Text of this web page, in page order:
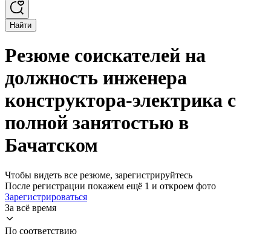
Найти
Резюме соискателей на
должность инженера
конструктора-электрика с
полной занятостью в
Бачатском
Чтобы видеть все резюме, зарегистрируйтесь
После регистрации покажем ещё 1 и откроем фото
Зарегистрироваться
За всё время
По соответствию